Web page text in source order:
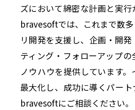
ズにおいて綿密な計画と実行
bravesoftでは、これまで数
リ開発を支援し、企画・開
ティング・フォローアップ
ノウハウを提供しています
最大化し、成功に導くパー
bravesoftにご相談ください。